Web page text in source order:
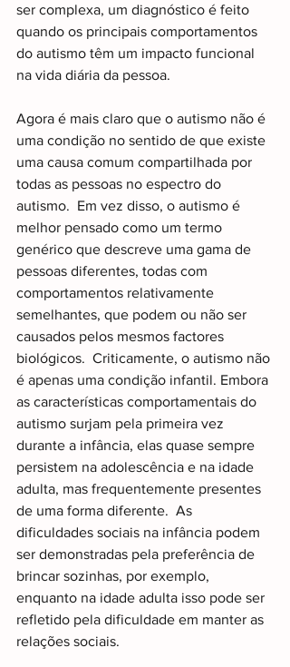
ser complexa, um diagnóstico é feito
quando os principais comportamentos
do autismo têm um impacto funcional
na vida diária da pessoa.
Agora é mais claro que o autismo não é
uma condição no sentido de que existe
uma causa comum compartilhada por
todas as pessoas no espectro do
autismo.  Em vez disso, o autismo é
melhor pensado como um termo
genérico que descreve uma gama de
pessoas diferentes, todas com
comportamentos relativamente
semelhantes, que podem ou não ser
causados ​​pelos mesmos factores
biológicos.  Criticamente, o autismo não
é apenas uma condição infantil. Embora
as características comportamentais do
autismo surjam pela primeira vez
durante a infância, elas quase sempre
persistem na adolescência e na idade
adulta, mas frequentemente presentes
de uma forma diferente.  As
dificuldades sociais na infância podem
ser demonstradas pela preferência de
brincar sozinhas, por exemplo,
enquanto na idade adulta isso pode ser
refletido pela dificuldade em manter as
relações sociais.